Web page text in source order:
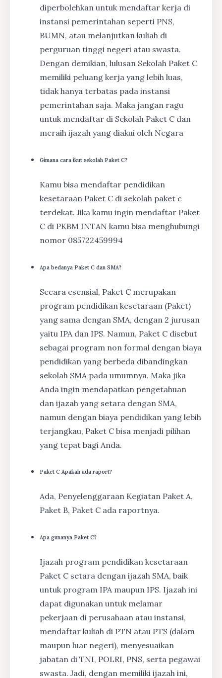
diperbolehkan untuk mendaftar kerja di
instansi pemerintahan seperti PNS,
BUMN, atau melanjutkan kuliah di
perguruan tinggi negeri atau swasta.
Dengan demikian, lulusan Sekolah Paket C
memiliki peluang kerja yang lebih luas,
tidak hanya terbatas pada instansi
pemerintahan saja. Maka jangan ragu
untuk mendaftar di Sekolah Paket C dan
meraih ijazah yang diakui oleh Negara
Gimana cara ikut sekolah Paket C?
Kamu bisa mendaftar pendidikan
kesetaraan Paket C di sekolah paket c
terdekat. Jika kamu ingin mendaftar Paket
C di PKBM INTAN kamu bisa menghubungi
nomor 085722459994
Apa bedanya Paket C dan SMA?
Secara esensial, Paket C merupakan
program pendidikan kesetaraan (Paket)
yang sama dengan SMA, dengan 2 jurusan
yaitu IPA dan IPS. Namun, Paket C disebut
sebagai program non formal dengan biaya
pendidikan yang berbeda dibandingkan
sekolah SMA pada umumnya. Maka jika
Anda ingin mendapatkan pengetahuan
dan ijazah yang setara dengan SMA,
namun dengan biaya pendidikan yang lebih
terjangkau, Paket C bisa menjadi pilihan
yang tepat bagi Anda.
Paket C Apakah ada raport?
Ada, Penyelenggaraan Kegiatan Paket A,
Paket B, Paket C ada raportnya.
Apa gunanya Paket C?
Ijazah program pendidikan kesetaraan
Paket C setara dengan ijazah SMA, baik
untuk program IPA maupun IPS. Ijazah ini
dapat digunakan untuk melamar
pekerjaan di perusahaan atau instansi,
mendaftar kuliah di PTN atau PTS (dalam
maupun luar negeri), menyesuaikan
jabatan di TNI, POLRI, PNS, serta pegawai
swasta. Jadi, dengan memiliki ijazah ini,